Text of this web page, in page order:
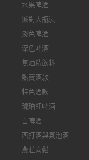
水果啤酒
派對大瓶裝
淡色啤酒
深色啤酒
無酒精飲料
熱賣酒款
特色酒款
琥珀紅啤酒
白啤酒
西打酒與氣泡酒
農莊喜鬆